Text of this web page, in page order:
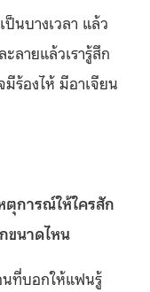
นบางเวลา แล้ว
ลายแล้วเรารู้สึก
ร้องไห้ มีอาเจียน
ตุการณ์ให้ใครสัก
ขนาดไหน
นที่บอกให้แฟนรู้